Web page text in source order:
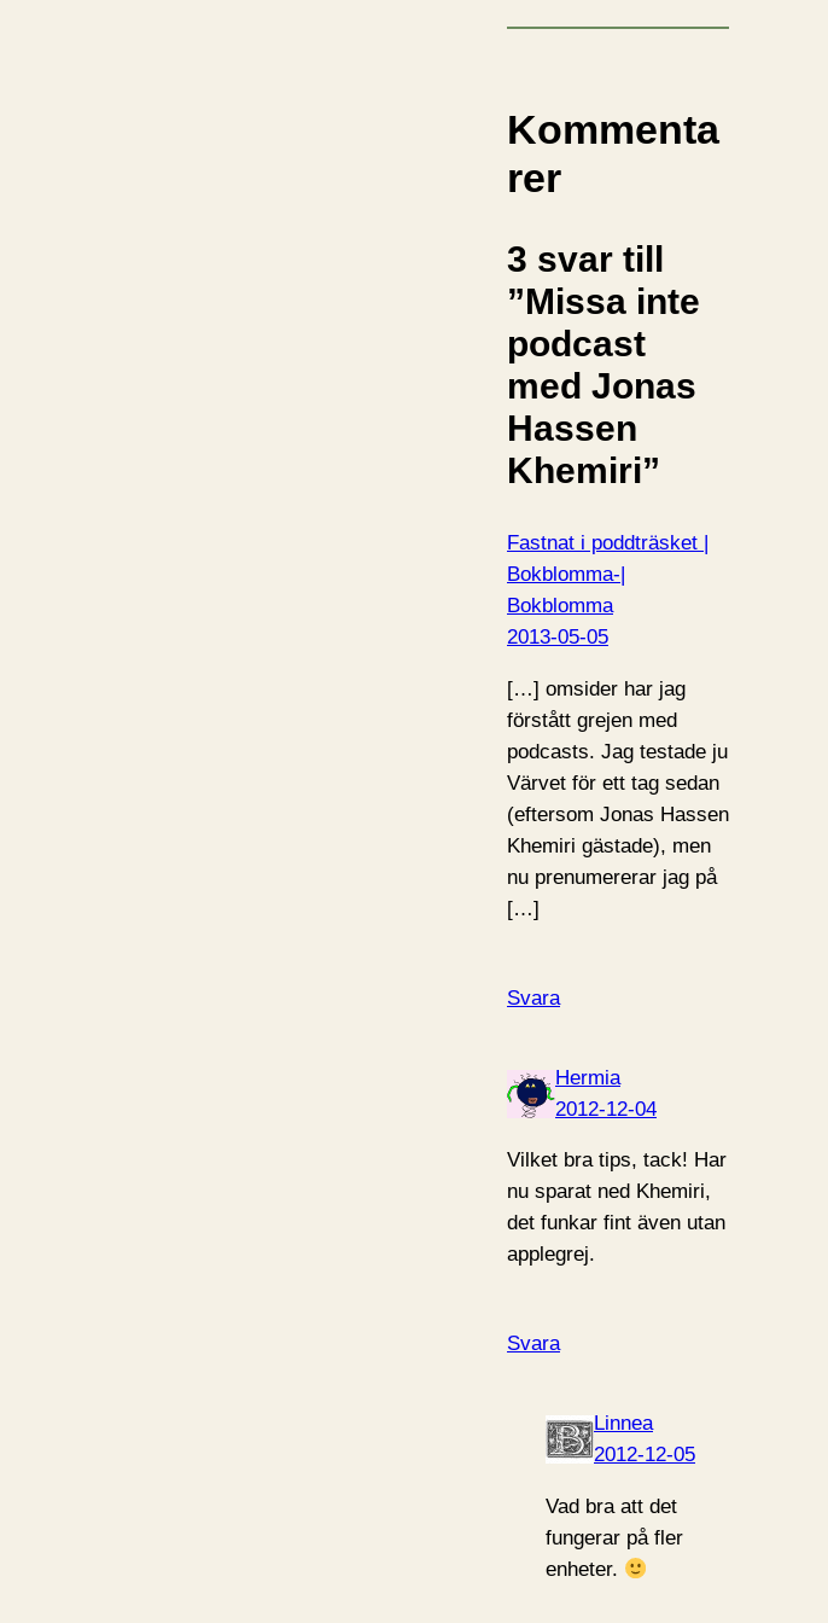
Kommenta
rer
3 svar till
”Missa inte
podcast
med Jonas
Hassen
Khemiri”
Fastnat i poddträsket |
Bokblomma-|
Bokblomma
2013-05-05
[…] omsider har jag
förstått grejen med
podcasts. Jag testade ju
Värvet för ett tag sedan
(eftersom Jonas Hassen
Khemiri gästade), men
nu prenumererar jag på
[…]
Svara
Hermia
2012-12-04
Vilket bra tips, tack! Har
nu sparat ned Khemiri,
det funkar fint även utan
applegrej.
Svara
Linnea
2012-12-05
Vad bra att det
fungerar på fler
enheter.